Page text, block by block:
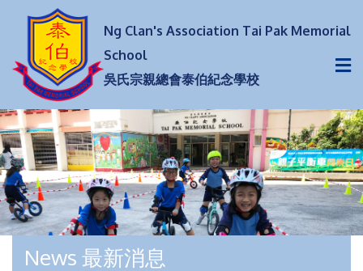
Ng Clan's Association Tai Pak Memorial
School
吳氏宗親總會泰伯紀念學校
News 最新消息